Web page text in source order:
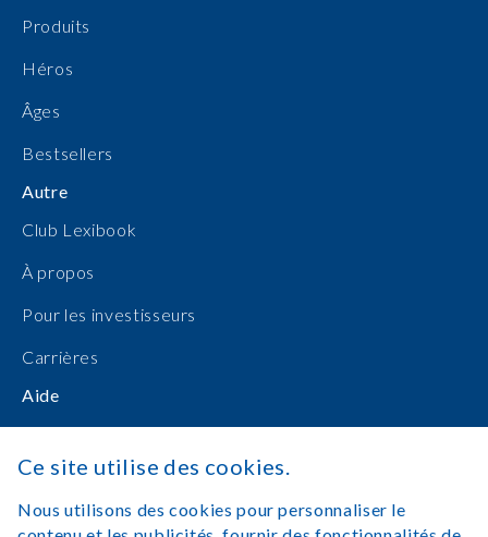
Produits
Héros
Âges
Bestsellers
Autre
Club Lexibook
À propos
Pour les investisseurs
Carrières
Aide
Manuels d'utilisation
Achats en ligne
Nous contacter
Ce site utilise des cookies.
Nous utilisons des cookies pour personnaliser le